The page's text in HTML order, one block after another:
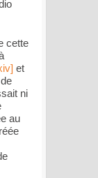
cette
et
ni
au